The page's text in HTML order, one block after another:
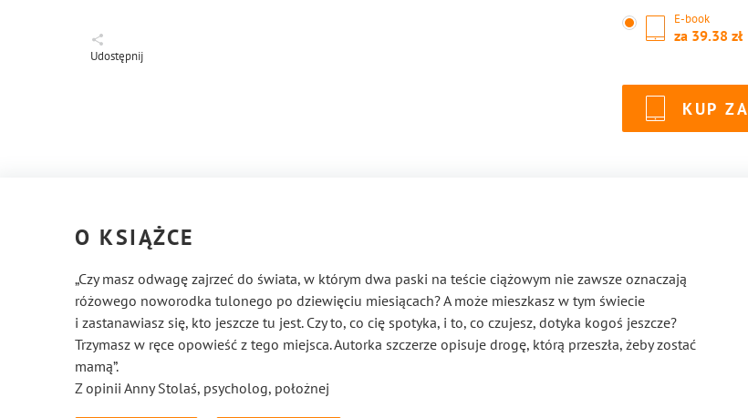
Udostępnij
E-book
za 39.38
KUP ZA
O KSIĄŻCE
„Czy masz odwagę zajrzeć do świata, w którym dwa paski na teście ciążowym nie zawsze oznaczają
różowego noworodka tulonego po dziewięciu miesiącach? A może mieszkasz w tym świecie
i zastanawiasz się, kto jeszcze tu jest. Czy to, co cię spotyka, i to, co czujesz, dotyka kogoś jeszcze?
Trzymasz w ręce opowieść z tego miejsca. Autorka szczerze opisuje drogę, którą przeszła, żeby zostać
mamą”.
Z opinii Anny Stolaś, psycholog, położnej